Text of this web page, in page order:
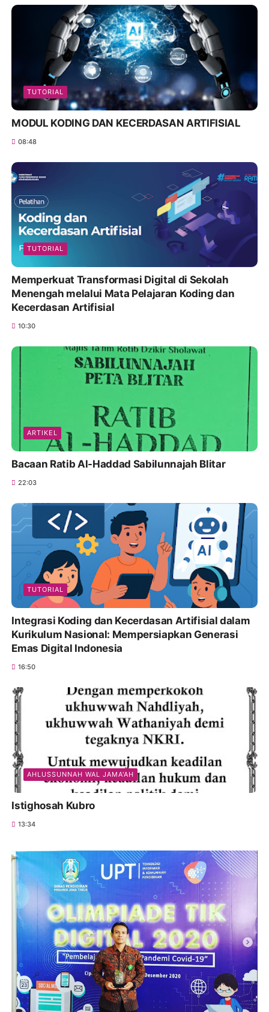
TUTORIAL
MODUL KODING DAN KECERDASAN ARTIFISIAL
08:48
TUTORIAL
Memperkuat Transformasi Digital di Sekolah
Menengah melalui Mata Pelajaran Koding dan
Kecerdasan Artifisial
10:30
ARTIKEL
Bacaan Ratib Al-Haddad Sabilunnajah Blitar
22:03
TUTORIAL
Integrasi Koding dan Kecerdasan Artifisial dalam
Kurikulum Nasional: Mempersiapkan Generasi
Emas Digital Indonesia
16:50
AHLUSSUNNAH WAL JAMA'AH
Istighosah Kubro
13:34